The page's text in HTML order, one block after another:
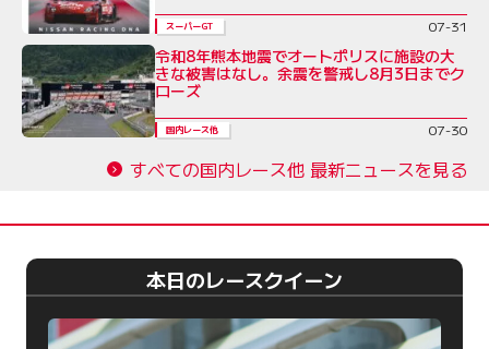
スーパーGT 07-31
令和8年熊本地震でオートポリスに施設の大
きな被害はなし。余震を警戒し8月3日までク
ローズ
国内レース他 07-30
すべての国内レース他 最新ニュースを見る
本日のレースクイーン